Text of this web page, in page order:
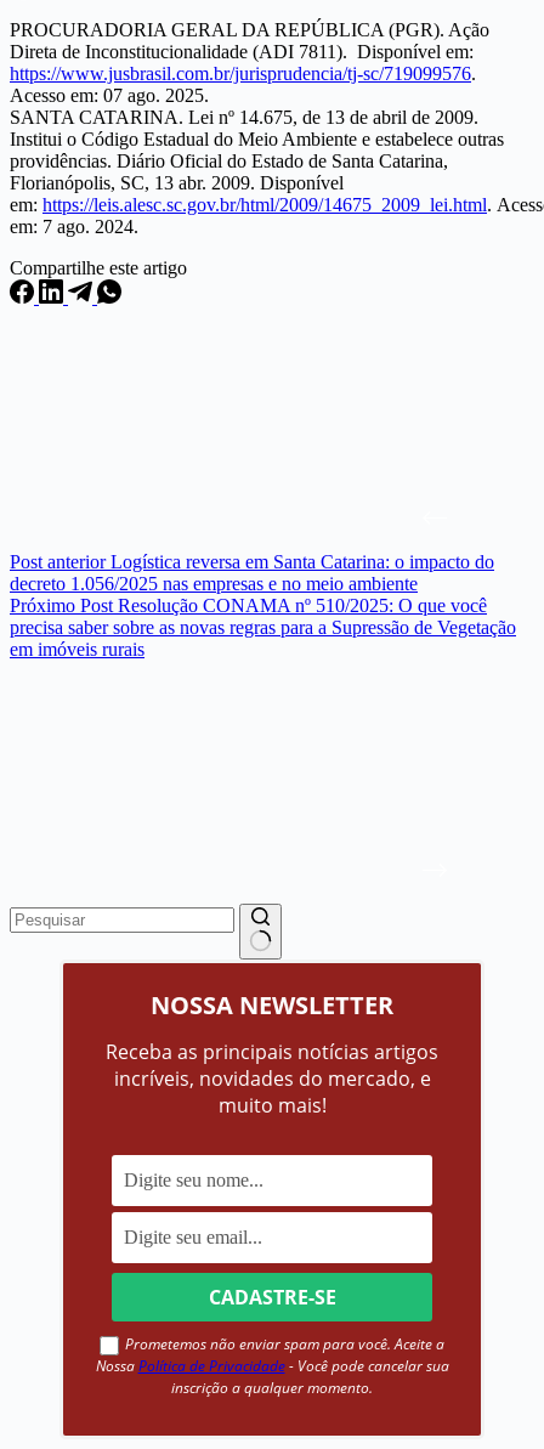
PROCURADORIA GERAL DA REPÚBLICA (PGR). Ação
Direta de Inconstitucionalidade (ADI 7811). Disponível em:
https://www.jusbrasil.com.br/jurisprudencia/tj-sc/719099576.
Acesso em: 07 ago. 2025.
SANTA CATARINA. Lei nº 14.675, de 13 de abril de 2009.
Institui o Código Estadual do Meio Ambiente e estabelece outras
providências. Diário Oficial do Estado de Santa Catarina,
Florianópolis, SC, 13 abr. 2009. Disponível
em: https://leis.alesc.sc.gov.br/html/2009/14675_2009_lei.html.
em: 7 ago. 2024.
Compartilhe este artigo
Post anteriorLogística reversa em Santa Catarina: o impacto do
decreto 1.056/2025 nas empresas e no meio ambiente
Próximo Post Resolução CONAMA nº 510/2025: O que você
precisa saber sobre as novas regras para a Supressão de Vegetação
em imóveis rurais
NOSSA NEWSLETTER
Receba as principais notícias artigos
incríveis, novidades do mercado, e
muito mais!
Prometemos não enviar spam para você. Aceite a
NossaPolítica de Privacidade- Você pode cancelar sua
inscrição a qualquer momento.